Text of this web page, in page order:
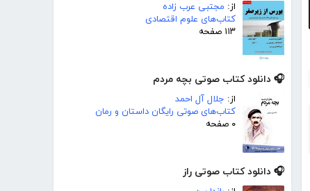
از: مجتبی عرب زاده
کتاب‌های علوم اقتصادی
۱۱۳ صفحه
🎧 دانلود کتاب صوتی بچه مردم
از: جلال آل احمد
کتاب‌های صوتی رایگان داستان و رمان
۰ صفحه
🎧 دانلود کتاب صوتی راز